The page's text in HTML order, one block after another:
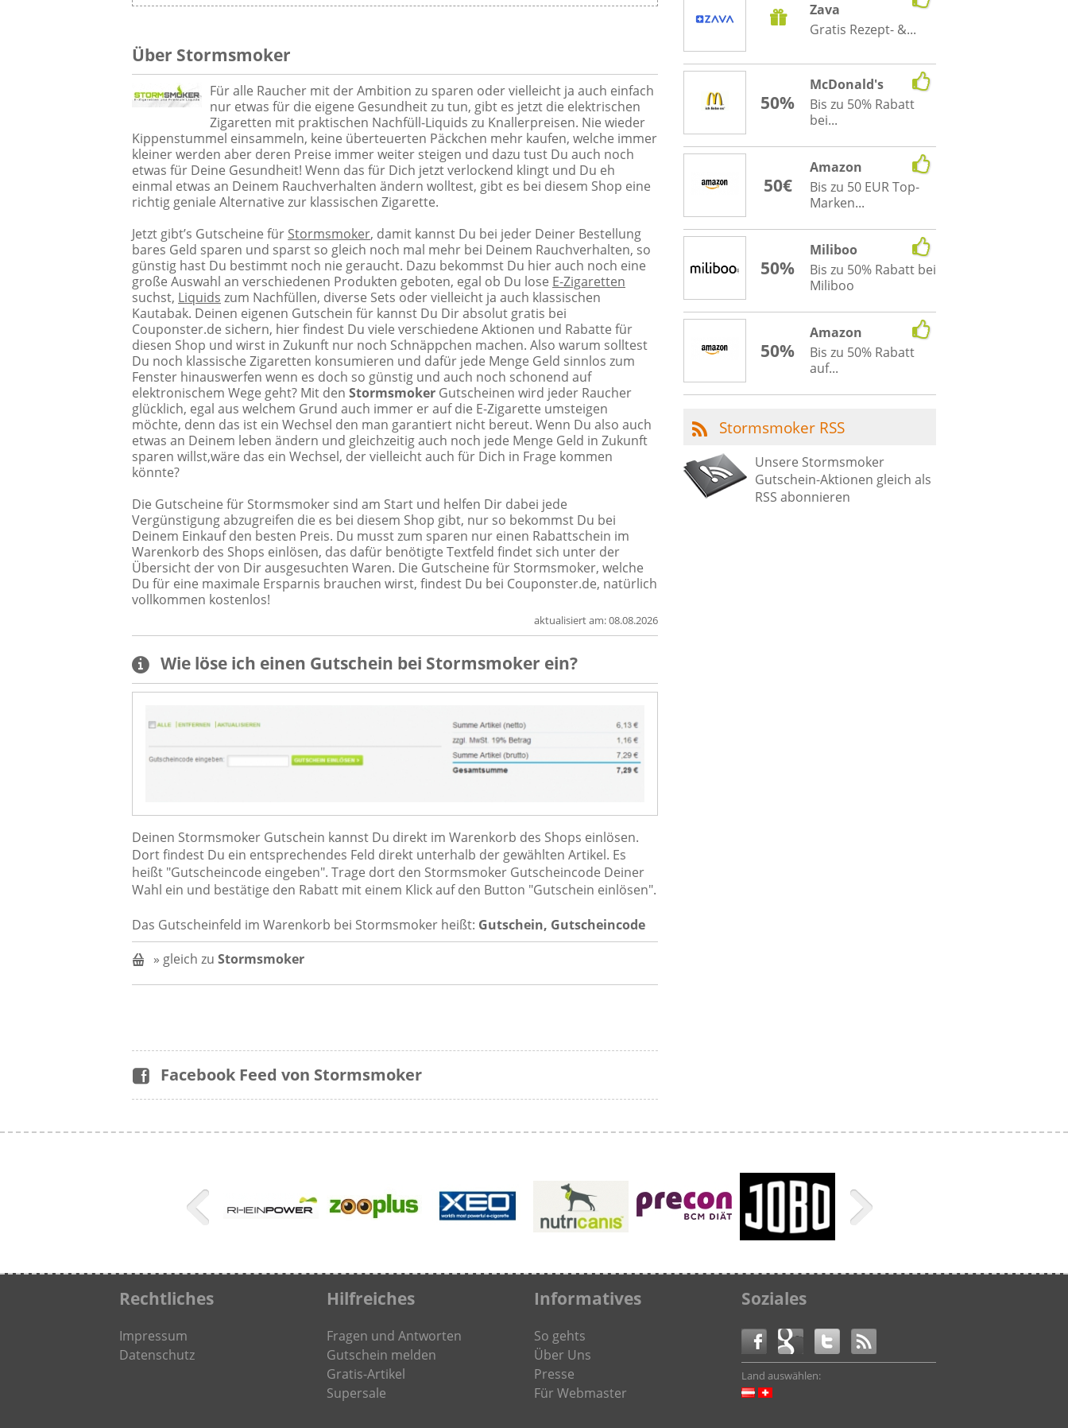
Über Stormsmoker
Für alle Raucher mit der Ambition zu sparen oder vielleicht ja auch einfach
nur etwas für die eigene Gesundheit zu tun, gibt es jetzt die elektrischen
Zigaretten mit praktischen Nachfüll-Liquids zu Knallerpreisen. Nie wieder
Kippenstummel einsammeln, keine überteuerten Päckchen mehr kaufen, welche immer
kleiner werden aber deren Preise immer weiter steigen und dazu tust Du auch noch
etwas für Deine Gesundheit! Wenn das für Dich jetzt verlockend klingt und Du eh
einmal etwas an Deinem Rauchverhalten ändern wolltest, gibt es bei diesem Shop eine
richtig geniale Alternative zur klassischen Zigarette.
Jetzt gibt’s Gutscheine für Stormsmoker, damit kannst Du bei jeder Deiner Bestellung
bares Geld sparen und sparst so gleich noch mal mehr bei Deinem Rauchverhalten, so
günstig hast Du bestimmt noch nie geraucht. Dazu bekommst Du hier auch noch eine
große Auswahl an verschiedenen Produkten geboten, egal ob Du lose E-Zigaretten
suchst, Liquids zum Nachfüllen, diverse Sets oder vielleicht ja auch klassischen
Kautabak. Deinen eigenen Gutschein für kannst Du Dir absolut gratis bei
Couponster.de sichern, hier findest Du viele verschiedene Aktionen und Rabatte für
diesen Shop und wirst in Zukunft nur noch Schnäppchen machen. Also warum solltest
Du noch klassische Zigaretten konsumieren und dafür jede Menge Geld sinnlos zum
Fenster hinauswerfen wenn es doch so günstig und auch noch schonend auf
elektronischem Wege geht? Mit den Stormsmoker Gutscheinen wird jeder Raucher
glücklich, egal aus welchem Grund auch immer er auf die E-Zigarette umsteigen
möchte, denn das ist ein Wechsel den man garantiert nicht bereut. Wenn Du also auch
etwas an Deinem leben ändern und gleichzeitig auch noch jede Menge Geld in Zukunft
sparen willst,wäre das ein Wechsel, der vielleicht auch für Dich in Frage kommen
könnte?
Die Gutscheine für Stormsmoker sind am Start und helfen Dir dabei jede
Vergünstigung abzugreifen die es bei diesem Shop gibt, nur so bekommst Du bei
Deinem Einkauf den besten Preis. Du musst zum sparen nur einen Rabattschein im
Warenkorb des Shops einlösen, das dafür benötigte Textfeld findet sich unter der
Übersicht der von Dir ausgesuchten Waren. Die Gutscheine für Stormsmoker, welche
Du für eine maximale Ersparnis brauchen wirst, findest Du bei Couponster.de, natürlich
vollkommen kostenlos!
aktualisiert am:08.08.2026
Wie löse ich einen Gutschein bei Stormsmoker ein?
Deinen Stormsmoker Gutschein kannst Du direkt im Warenkorb des Shops einlösen.
Dort findest Du ein entsprechendes Feld direkt unterhalb der gewählten Artikel. Es
heißt "Gutscheincode eingeben". Trage dort den Stormsmoker Gutscheincode Deiner
Wahl ein und bestätige den Rabatt mit einem Klick auf den Button "Gutschein einlösen".
Das Gutscheinfeld im Warenkorb bei Stormsmoker heißt: Gutschein, Gutscheincode
» gleich zuStormsmoker
Facebook Feed von Stormsmoker
Zava
Gratis Rezept- &...
50%
McDonald's
Bis zu 50% Rabatt
bei...
50€
Amazon
Bis zu 50 EUR Top-
Marken...
50%
Miliboo
Bis zu 50% Rabatt bei
Miliboo
50%
Amazon
Bis zu 50% Rabatt
auf...
Stormsmoker RSS
Unsere Stormsmoker
Gutschein-Aktionen gleich als
RSS abonnieren
Rechtliches
Impressum
Datenschutz
Hilfreiches
Fragen und Antworten
Gutschein melden
Gratis-Artikel
Supersale
Informatives
So gehts
Über Uns
Presse
Für Webmaster
Soziales
Land auswählen: